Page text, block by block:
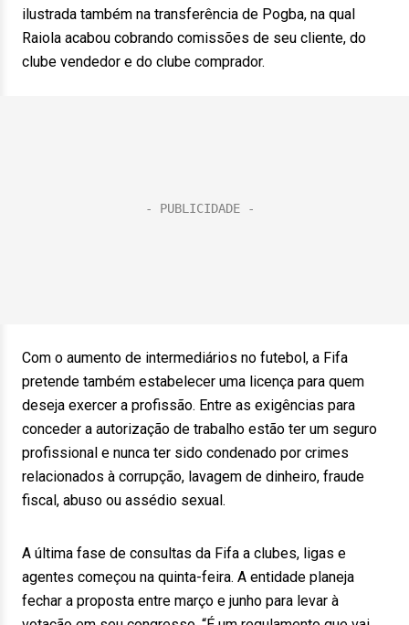
ilustrada também na transferência de Pogba, na qual
Raiola acabou cobrando comissões de seu cliente, do
clube vendedor e do clube comprador.
Com o aumento de intermediários no futebol, a Fifa
pretende também estabelecer uma licença para quem
deseja exercer a profissão. Entre as exigências para
conceder a autorização de trabalho estão ter um seguro
profissional e nunca ter sido condenado por crimes
relacionados à corrupção, lavagem de dinheiro, fraude
fiscal, abuso ou assédio sexual.
A última fase de consultas da Fifa a clubes, ligas e
agentes começou na quinta-feira. A entidade planeja
fechar a proposta entre março e junho para levar à